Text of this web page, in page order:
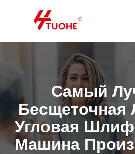
Самый
Бесщеточная
Угловая
Машина